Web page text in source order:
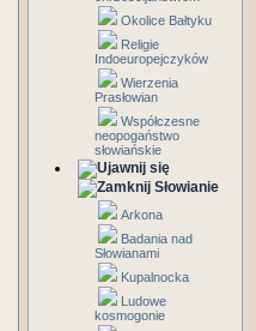
Okolice Bałtyku
Religie
Indoeuropejczyków
Wierzenia
Prasłowian
Współczesne
neopogaństwo
słowiańskie
Słowianie
Arkona
Badania nad
Słowianami
Kupalnocka
Ludowe
kosmogonie